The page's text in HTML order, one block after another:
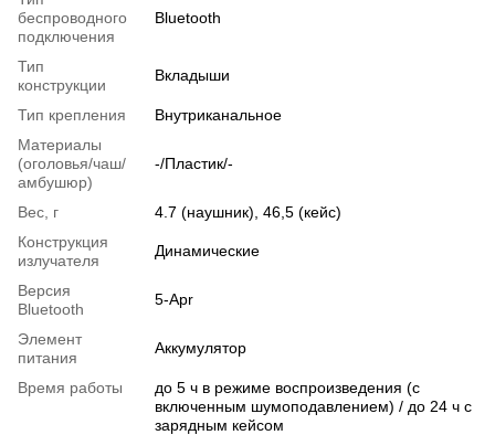
беспроводного
подключения
Bluetooth
Тип
конструкции
Вкладыши
Тип крепления
Внутриканальное
Материалы
(оголовья/чаш/
амбушюр)
-/Пластик/-
Вес, г
4.7 (наушник), 46,5 (кейс)
Конструкция
излучателя
Динамические
Версия
Bluetooth
5-Apr
Элемент
питания
Аккумулятор
Время работы
до 5 ч в режиме воспроизведения (с
включенным шумоподавлением) / до 24 ч с
зарядным кейсом